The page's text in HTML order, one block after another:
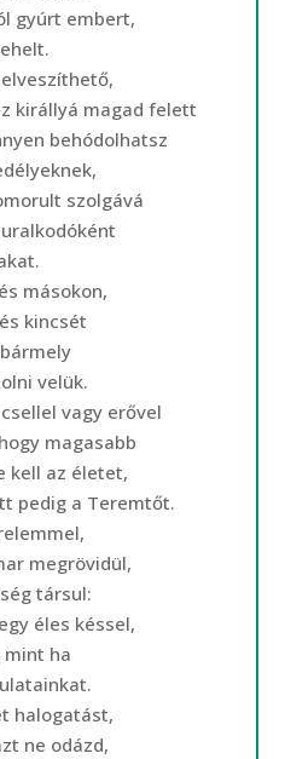
gyúrt embert,
királlyá magad felett
behódolhatsz
szolgává
másokon,
kincsét
velük.
vagy erővel
magasabb
kell az életet,
pedig a Teremtőt.
megrövidül,
társul:
éles késsel,
ha
halogatást,
ne odázd,